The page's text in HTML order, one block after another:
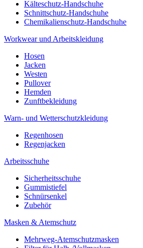
Kälteschutz-Handschuhe
Schnittschutz-Handschuhe
Chemikalienschutz-Handschuhe
Workwear und Arbeitskleidung
Hosen
Jacken
Westen
Pullover
Hemden
Zunftbekleidung
Warn- und Wetterschutzkleidung
Regenhosen
Regenjacken
Arbeitsschuhe
Sicherheitsschuhe
Gummistiefel
Schnürsenkel
Zubehör
Masken & Atemschutz
Mehrweg-Atemschutzmasken